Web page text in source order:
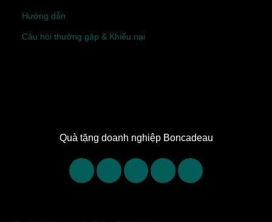
Hướng dẫn
Câu hỏi thường gặp & Khiếu nại
Quà tặng doanh nghiệp Boncadeau